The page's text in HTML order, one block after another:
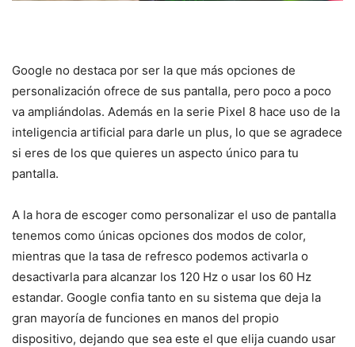
Google no destaca por ser la que más opciones de
personalización ofrece de sus pantalla, pero poco a poco
va ampliándolas. Además en la serie Pixel 8 hace uso de la
inteligencia artificial para darle un plus, lo que se agradece
si eres de los que quieres un aspecto único para tu
pantalla.
A la hora de escoger como personalizar el uso de pantalla
tenemos como únicas opciones dos modos de color,
mientras que la tasa de refresco podemos activarla o
desactivarla para alcanzar los 120 Hz o usar los 60 Hz
estandar. Google confia tanto en su sistema que deja la
gran mayoría de funciones en manos del propio
dispositivo, dejando que sea este el que elija cuando usar